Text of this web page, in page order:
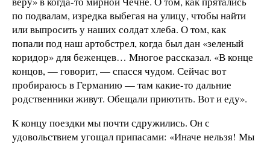
по подвалам, изредка выбегая на улицу, чтобы найти
или выпросить у наших солдат хлеба. О том, как
попали под наш артобстрел, когда был дан «зеленый
коридор» для беженцев… Многое рассказал. «В конце
концов, — говорит, — спасся чудом. Сейчас вот
пробираюсь в Германию — там какие-то дальние
родственники живут. Обещали приютить. Вот и еду».
К концу поездки мы почти сдружились. Он с
удовольствием угощал припасами: «Иначе нельзя! Мы